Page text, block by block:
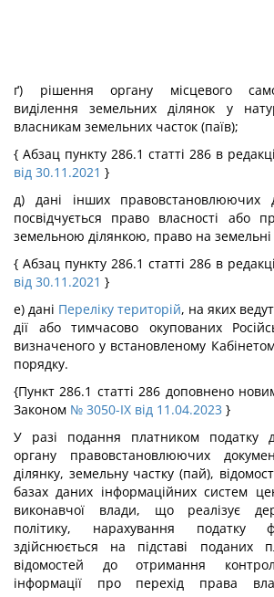
ґ) рішення органу місцевого
виділення земельних ділянок у
власникам земельних часток (паїв);
{ Абзац пункту 286.1 статті 286 в
від 30.11.2021 }
д) дані інших правовстановлюючих
посвідчується право власності або
земельною ділянкою, право на земельні
{ Абзац пункту 286.1 статті 286 в
від 30.11.2021 }
е) дані Переліку територій, на яких
дії або тимчасово окупованих
визначеного у встановленому
порядку.
{Пункт 286.1 статті 286 доповнено
Законом № 3050-IX від 11.04.2023 }
У разі подання платником податку
органу правовстановлюючих
ділянку, земельну частку (пай),
базах даних інформаційних систем
виконавчої влади, що реалізує
політику, нарахування податку
здійснюється на підставі поданих
відомостей до отримання
інформації про перехід права